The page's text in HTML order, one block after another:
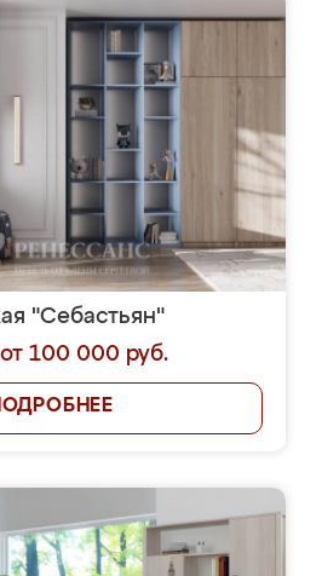
"Себастьян"
100 000 руб.